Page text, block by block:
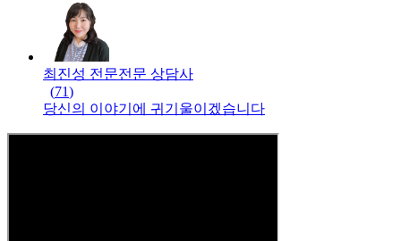
최진성 전문전문 상담사
(71)
당신의 이야기에 귀기울이겠습니다